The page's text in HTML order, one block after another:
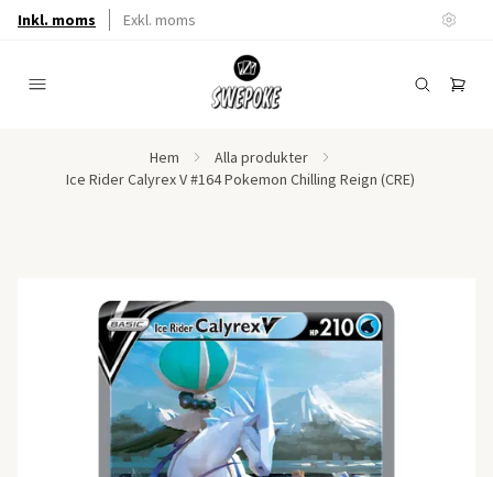
Inkl. moms Exkl. moms
Hem
Alla produkter
Ice Rider Calyrex V #164 Pokemon Chilling Reign (CRE)